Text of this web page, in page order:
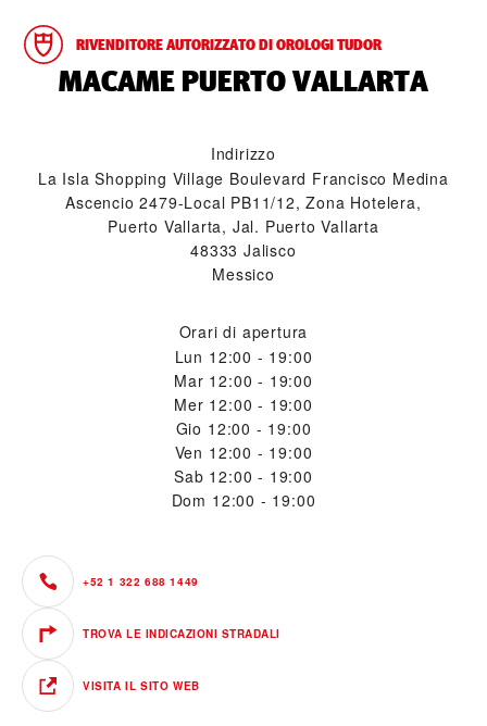
RIVENDITORE AUTORIZZATO DI OROLOGI TUDOR
‭MACAME PUERTO VALLARTA‬
Indirizzo
La Isla Shopping Village Boulevard Francisco Medina
Ascencio 2479-Local PB11/12, Zona Hotelera,
Puerto Vallarta, Jal. Puerto Vallarta
48333 Jalisco
Messico
Orari di apertura
Lun 12:00 - 19:00
Mar 12:00 - 19:00
Mer 12:00 - 19:00
Gio 12:00 - 19:00
Ven 12:00 - 19:00
Sab 12:00 - 19:00
Dom 12:00 - 19:00
+52 1 322 688 1449
TROVA LE INDICAZIONI STRADALI
VISITA IL SITO WEB